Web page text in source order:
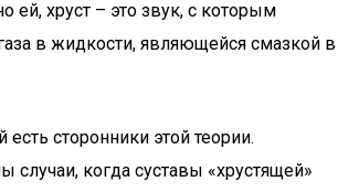
ей, хруст – это звук, с которым
в жидкости, являющейся смазкой в
сторонники этой теории.
случаи, когда суставы «хрустящей»